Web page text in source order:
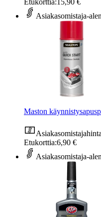
Etukorttia: 15,90 €
Asiakasomistaja-
Maston
Asiakasomistajahinta
Etukorttia:6,90 €
Asiakasomistaja-